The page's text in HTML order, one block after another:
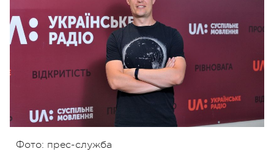
Фото: прес-служба